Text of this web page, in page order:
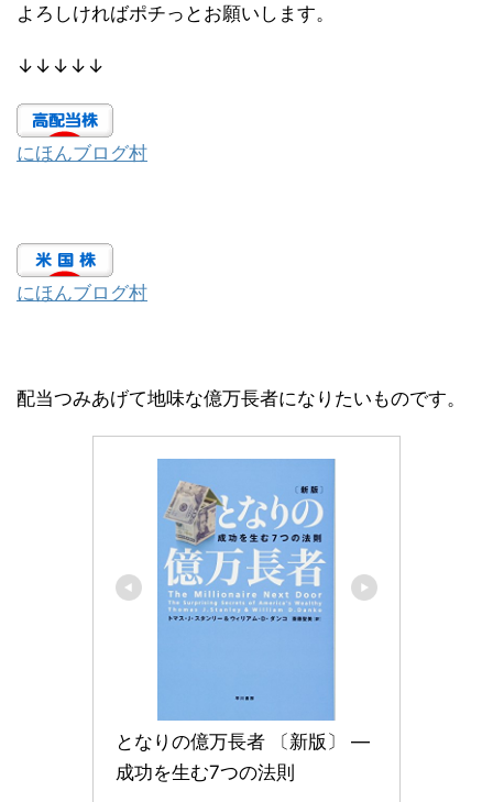
よろしければポチっとお願いします。
↓↓↓↓↓
にほんブログ村
にほんブログ村
配当つみあげて地味な億万長者になりたいものです。
となりの億万長者 〔新版〕 ―
成功を生む7つの法則